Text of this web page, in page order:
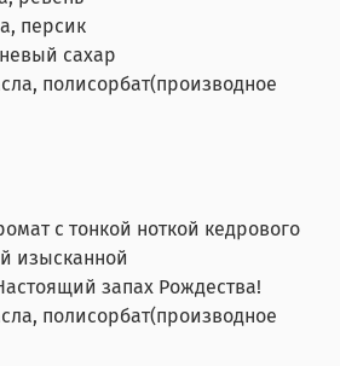
персик
сахар
полисорбат(производное
с тонкой ноткой кедрового
изысканной
запах Рождества!
полисорбат(производное